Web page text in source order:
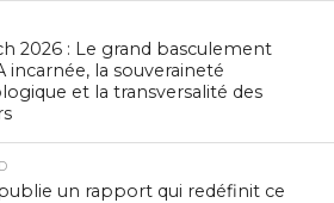
2026 : Le grand basculement
incarnée, la souveraineté
et la transversalité des
un rapport qui redéfinit ce